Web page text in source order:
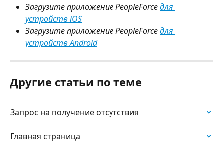
Загрузите приложение PeopleForce для
устройств iOS
Загрузите приложение PeopleForce для
устройств Android
Другие статьи по теме
Запрос на получение отсутствия
Главная страница